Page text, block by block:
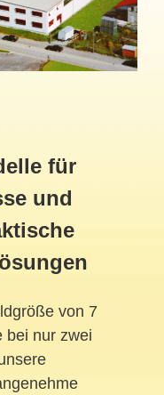
für
und
von 7
bei nur zwei